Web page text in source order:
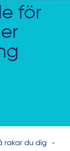
för
rakar du dig